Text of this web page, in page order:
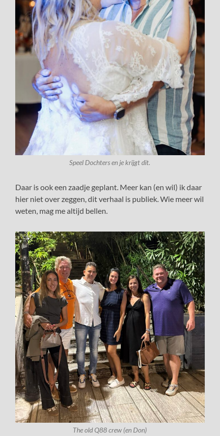
Speel Dochters en je krijgt dit.
Daar is ook een zaadje geplant. Meer kan (en wil) ik daar
hier niet over zeggen, dit verhaal is publiek. Wie meer wil
weten, mag me altijd bellen.
The old Q88 crew (en Don)